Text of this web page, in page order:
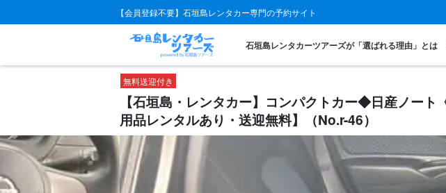
【会員登録不要】石垣島レンタカー専門の予約サイト
石垣島レンタカーツアーズが「選ばれる理由」とは
無料送迎付き
【石垣島・レンタカー】コンパクトカー◆日産ノー
用品レンタルあり・送迎無料】（No.r-46）